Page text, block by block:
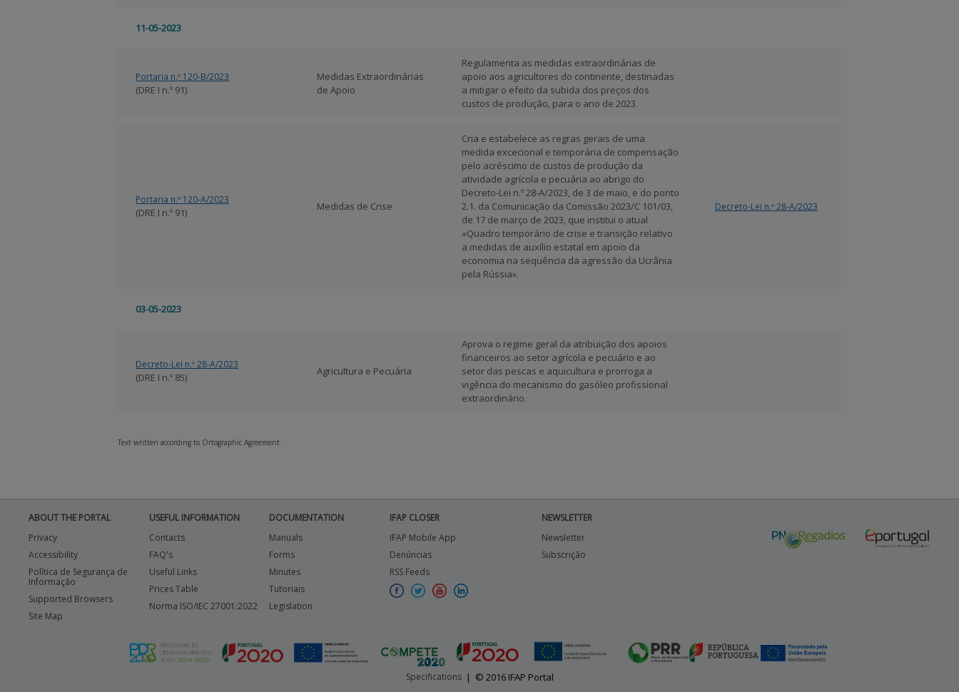
11-05-2023
Portaria n.º 120-B/2023
(DRE I n.º 91)
Medidas Extraordinárias
de Apoio
Regulamenta as medidas extraordinárias de
apoio aos agricultores do continente, destinadas
a mitigar o efeito da subida dos preços dos
custos de produção, para o ano de 2023.
Portaria n.º 120-A/2023
(DRE I n.º 91) Medidas de Crise
Cria e estabelece as regras gerais de uma
medida excecional e temporária de compensação
pelo acréscimo de custos de produção da
atividade agrícola e pecuária ao abrigo do
Decreto-Lei n.º 28-A/2023, de 3 de maio, e do ponto
2.1. da Comunicação da Comissão 2023/C 101/03,
de 17 de março de 2023, que institui o atual
«Quadro temporário de crise e transição relativo
a medidas de auxílio estatal em apoio da
economia na sequência da agressão da Ucrânia
pela Rússia».
Decreto-Lei n.º 28-A/2023
03-05-2023
Decreto-Lei n.º 28-A/2023
(DRE I n.º 85) Agricultura e Pecuária
Aprova o regime geral da atribuição dos apoios
financeiros ao setor agrícola e pecuário e ao
setor das pescas e aquicultura e prorroga a
vigência do mecanismo do gasóleo profissional
extraordinário.
Text written according to Ortographic Agreement.
ABOUT THE PORTAL
Privacy
Accessibility
Política de Segurança de
Informação
Supported Browsers
Site Map
USEFUL INFORMATION
Contacts
FAQ's
Useful Links
Prices Table
Norma ISO/IEC 27001:2022
DOCUMENTATION
Manuals
Forms
Minutes
Tutoriais
Legislation
IFAP CLOSER
IFAP Mobile App
Denúncias
RSS Feeds
NEWSLETTER
Newsletter
Subscrição
Specifications| © 2016 IFAP Portal